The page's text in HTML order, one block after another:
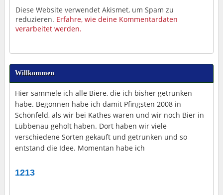
Diese Website verwendet Akismet, um Spam zu
reduzieren. Erfahre, wie deine Kommentardaten
verarbeitet werden.
Willkommen
Hier sammele ich alle Biere, die ich bisher getrunken
habe. Begonnen habe ich damit Pfingsten 2008 in
Schönfeld, als wir bei Kathes waren und wir noch Bier in
Lübbenau geholt haben. Dort haben wir viele
verschiedene Sorten gekauft und getrunken und so
entstand die Idee. Momentan habe ich
1213